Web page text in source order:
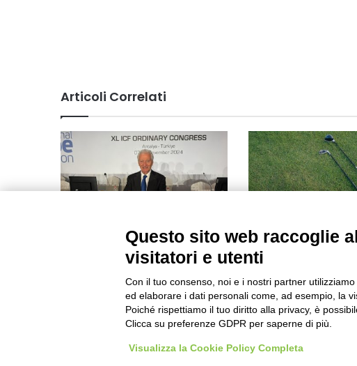
Articoli Correlati
Luciano Buonfiglio eletto
vicepresidente
dell’International Canoe
Federation (ICF)
Tre azzurri al DP Tour
Championship dopo
Questo sito web raccoglie
visitatori e utenti
Con il tuo consenso, noi e i nostri partner
ed elaborare i dati personali come, ad esempio, la
Poiché rispettiamo il tuo diritto alla privacy, è
Clicca su preferenze GDPR per saperne di più.
Visualizza la Cookie Policy Completa